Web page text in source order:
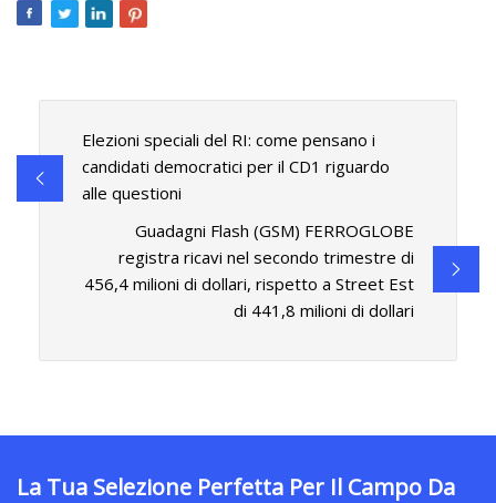
Elezioni speciali del RI: come pensano i
candidati democratici per il CD1 riguardo
alle questioni
Guadagni Flash (GSM) FERROGLOBE
registra ricavi nel secondo trimestre di
456,4 milioni di dollari, rispetto a Street Est
di 441,8 milioni di dollari
La Tua Selezione Perfetta Per Il Campo Da